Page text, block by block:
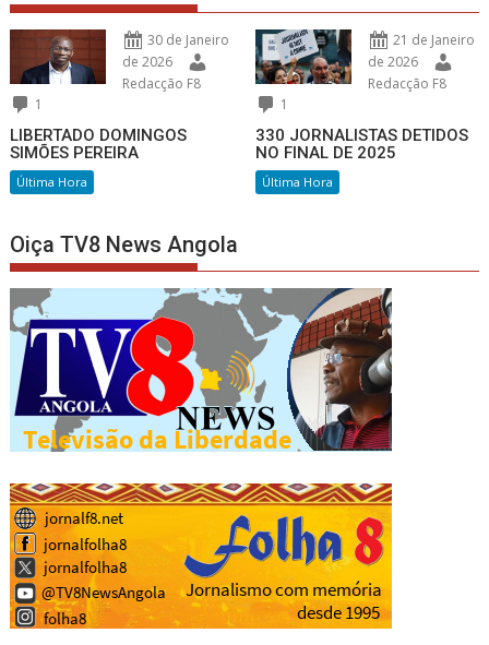
30 de Janeiro
de 2026
Redacção F8
1
LIBERTADO DOMINGOS
SIMÕES PEREIRA
Última Hora
21 de Janeiro
de 2026
Redacção F8
1
330 JORNALISTAS DETIDOS
NO FINAL DE 2025
Última Hora
Oiça TV8 News Angola